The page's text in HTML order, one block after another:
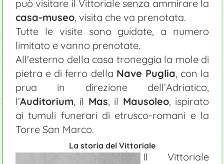
può visitare il Vittoriale senza ammirare la
casa-museo, visita che va prenotata.
Tutte le visite sono guidate, a numero
limitato e vanno prenotate.
All'esterno della casa troneggia la mole di
pietra e di ferro della Nave Puglia, con la
prua in direzione dell’Adriatico,
l’Auditorium, il Mas, il Mausoleo, ispirato
ai tumuli funerari di etrusco-romani e la
Torre San Marco.
La storia del Vittoriale
Il Vittoriale